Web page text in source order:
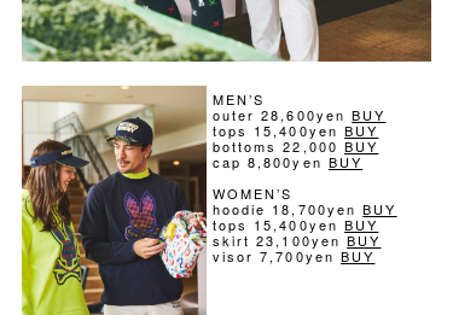
MEN’S
outer 28,600yenBUY
tops 15,400yenBUY
bottoms 22,000BUY
cap 8,800yen BUY
WOMEN’S
hoodie 18,700yenBUY
tops 15,400yenBUY
skirt 23,100yenBUY
visor 7,700yenBUY